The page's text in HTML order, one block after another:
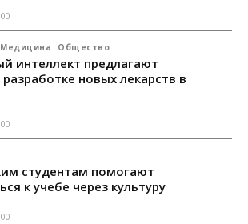
Медицина Общество
интеллект предлагают
новых лекарств в
студентам помогают
к учебе через культуру